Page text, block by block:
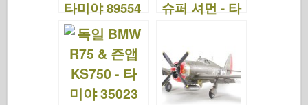
타미야 89554
슈퍼 셔먼 - 타